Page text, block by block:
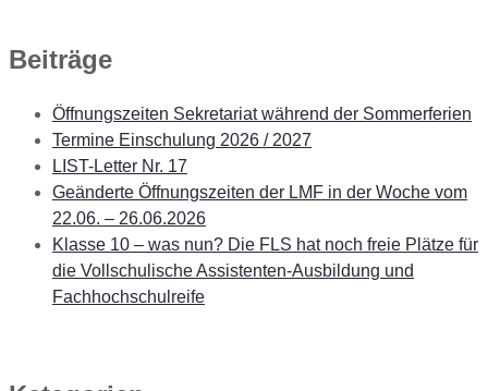
Beiträge
Öffnungszeiten Sekretariat während der Sommerferien
Termine Einschulung 2026 / 2027
LIST-Letter Nr. 17
Geänderte Öffnungszeiten der LMF in der Woche vom
22.06. – 26.06.2026
Klasse 10 – was nun? Die FLS hat noch freie Plätze für
die Vollschulische Assistenten-Ausbildung und
Fachhochschulreife